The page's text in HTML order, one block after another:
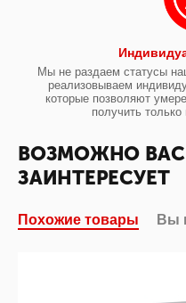
Мы не раздаем статусы
реализовываем
которые позволяют
получить
ВОЗМОЖНО
ЗАИНТЕРЕСУЕТ
Похожие товары Вы